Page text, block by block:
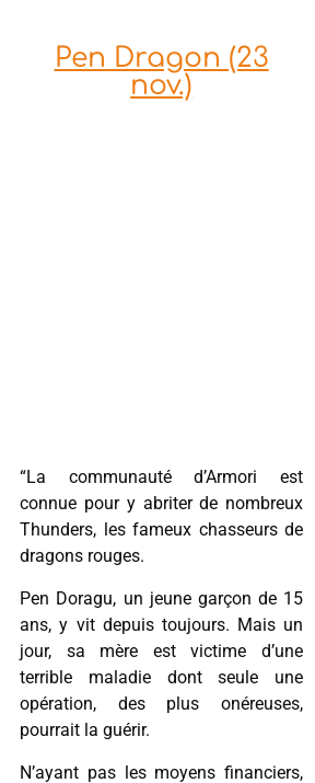
Pen Dragon (23
nov.)
“La communauté d’Armori est
connue pour y abriter de nombreux
Thunders, les fameux chasseurs de
dragons rouges.
Pen Doragu, un jeune garçon de 15
ans, y vit depuis toujours. Mais un
jour, sa mère est victime d’une
terrible maladie dont seule une
opération, des plus onéreuses,
pourrait la guérir.
N’ayant pas les moyens financiers,